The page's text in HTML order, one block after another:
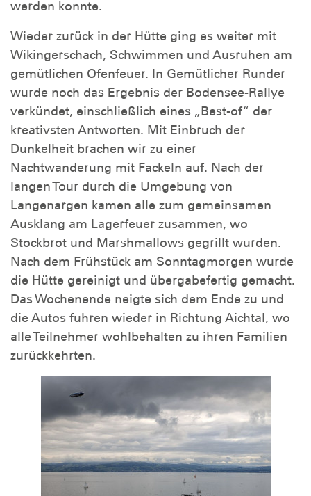
werden konnte.
Wieder zurück in der Hütte ging es weiter mit
Wikingerschach, Schwimmen und Ausruhen am
gemütlichen Ofenfeuer. In Gemütlicher Runder
wurde noch das Ergebnis der Bodensee-Rallye
verkündet, einschließlich eines „Best-of“ der
kreativsten Antworten. Mit Einbruch der
Dunkelheit brachen wir zu einer
Nachtwanderung mit Fackeln auf. Nach der
langen Tour durch die Umgebung von
Langenargen kamen alle zum gemeinsamen
Ausklang am Lagerfeuer zusammen, wo
Stockbrot und Marshmallows gegrillt wurden.
Nach dem Frühstück am Sonntagmorgen wurde
die Hütte gereinigt und übergabefertig gemacht.
Das Wochenende neigte sich dem Ende zu und
die Autos fuhren wieder in Richtung Aichtal, wo
alle Teilnehmer wohlbehalten zu ihren Familien
zurückkehrten.